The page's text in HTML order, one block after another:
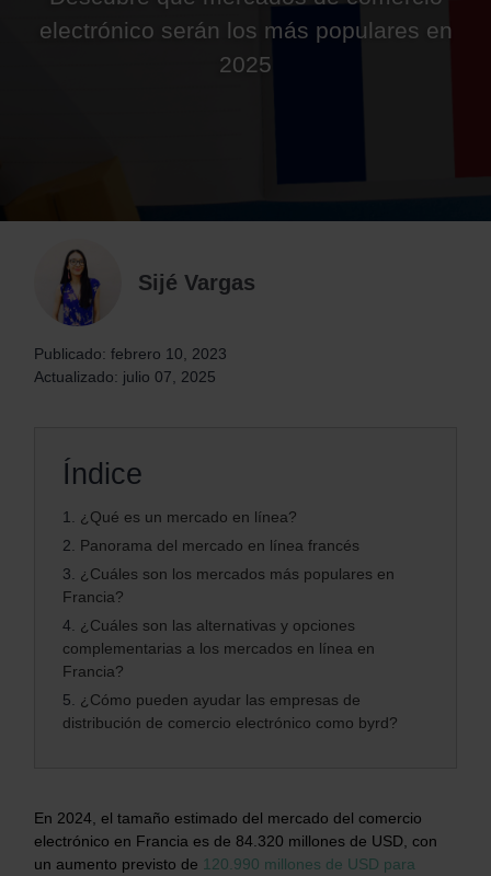
electrónico serán los más populares en
2025
Sijé Vargas
Publicado: febrero 10, 2023
Actualizado: julio 07, 2025
Índice
1. ¿Qué es un mercado en línea?
2. Panorama del mercado en línea francés
3. ¿Cuáles son los mercados más populares en
Francia?
4. ¿Cuáles son las alternativas y opciones
complementarias a los mercados en línea en
Francia?
5. ¿Cómo pueden ayudar las empresas de
distribución de comercio electrónico como byrd?
En 2024, el tamaño estimado del mercado del comercio
electrónico en Francia es de 84.320 millones de USD, con
un aumento previsto de 120.990 millones de USD para